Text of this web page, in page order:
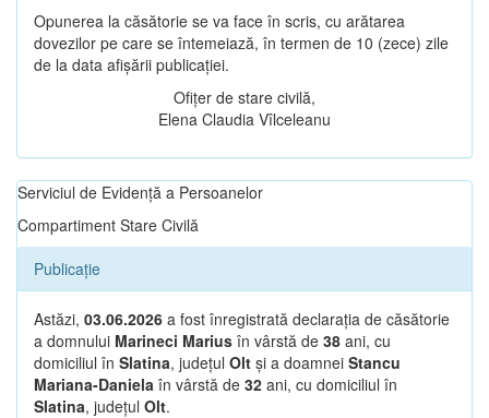
Opunerea la căsătorie se va face în scris, cu arătarea
dovezilor pe care se întemeiază, în termen de 10 (zece) zile
de la data afișării publicației.
Ofițer de stare civilă,
Elena Claudia Vîlceleanu
Serviciul de Evidență a Persoanelor
Compartiment Stare Civilă
Publicație
Astăzi, 03.06.2026 a fost înregistrată declarația de căsătorie
a domnului Marineci Marius în vârstă de 38 ani, cu
domiciliul în Slatina, județul Olt și a doamnei Stancu
Mariana-Daniela în vârstă de 32 ani, cu domiciliul în
Slatina, județul Olt.